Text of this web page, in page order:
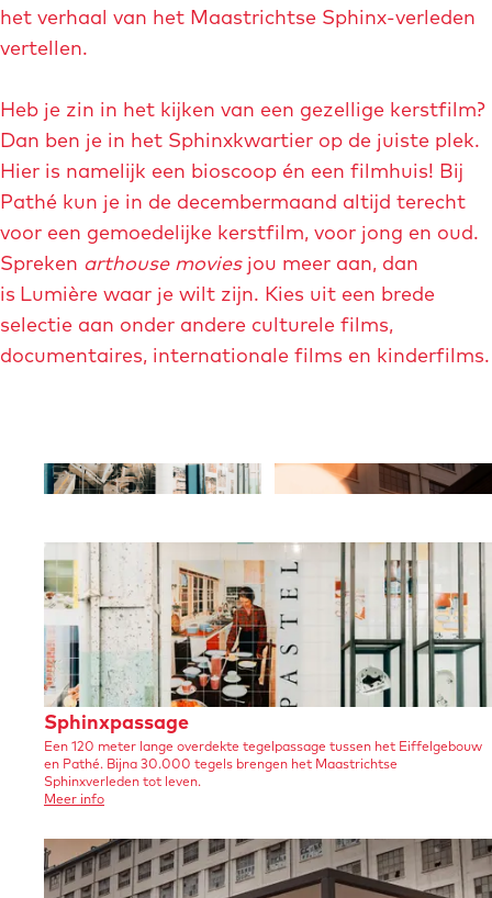
het verhaal van het Maastrichtse Sphinx-verleden
vertellen.
Heb je zin in het kijken van een gezellige kerstfilm?
Dan ben je in het Sphinxkwartier op de juiste plek.
Hier is namelijk een bioscoop én een filmhuis! Bij
Pathé kun je in de decembermaand altijd terecht
voor een gemoedelijke kerstfilm, voor jong en oud.
Spreken arthouse moviesjou meer aan, dan
is Lumière waar je wilt zijn. Kies uit een brede
selectie aan onder andere culturele films,
documentaires, internationale films en kinderfilms.
O
p
n
p
o
p
u
p
m
e
t
v
e
O
p
n
p
o
p
u
p
m
e
v
e
Sphinxpassage
Een 120 meter lange overdekte tegelpassage tussen het Eiffelgebouw
en Pathé. Bijna 30.000 tegels brengen het Maastrichtse
Sphinxverleden tot leven.
Meer infoo
r
S
p
S
p
h
i
n
x